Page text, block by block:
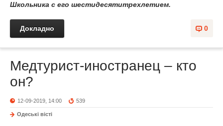
Школьника с его шестидесятитрехлетием.
0
Докладно
Медтурист-иностранец – кто
он?
12-09-2019, 14:00 539
Одеськi вiстi